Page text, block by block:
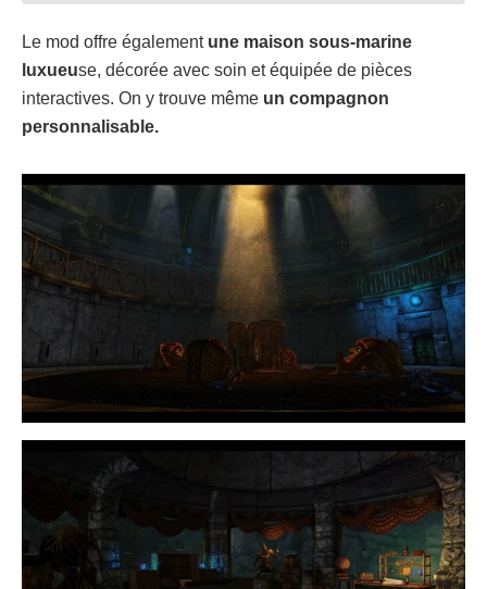
Le mod offre également une maison sous-marine
luxueuse, décorée avec soin et équipée de pièces
interactives. On y trouve même un compagnon
personnalisable.